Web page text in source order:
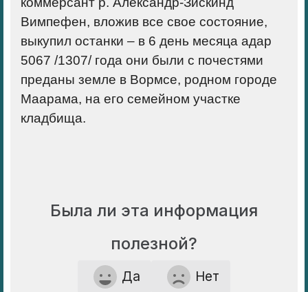
Вимпефен, вложив все свое состояние,
выкупил останки – в 6 день месяца адар
5067 /1307/ года они были с почестями
преданы земле в Вормсе, родном городе
Маарама, на его семейном участке
кладбища.
Была ли эта информация
полезной?
Да Нет